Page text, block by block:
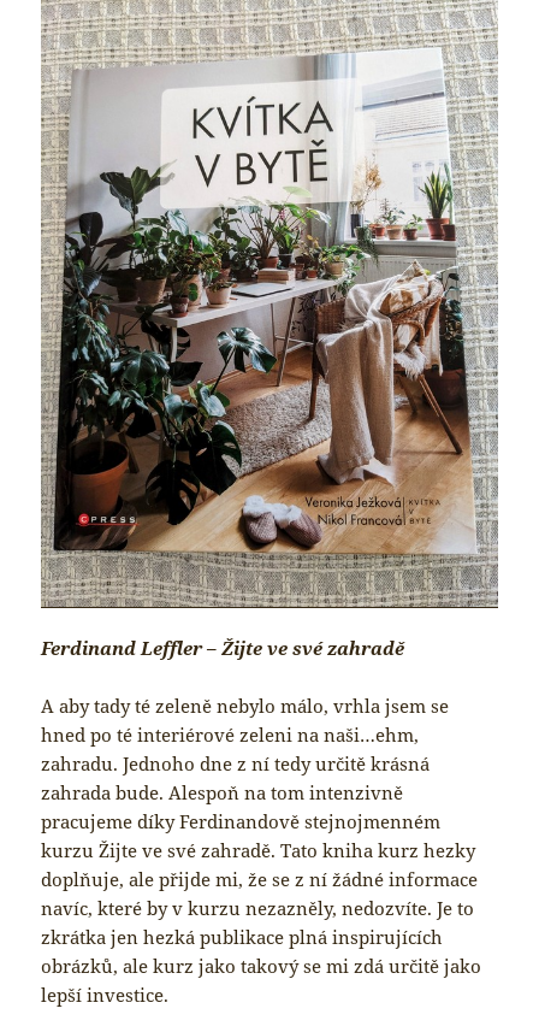
Ferdinand Leffler – Žijte ve své zahradě
A aby tady té zeleně nebylo málo, vrhla jsem se
hned po té interiérové zeleni na naši…ehm,
zahradu. Jednoho dne z ní tedy určitě krásná
zahrada bude. Alespoň na tom intenzivně
pracujeme díky Ferdinandově stejnojmenném
kurzu Žijte ve své zahradě. Tato kniha kurz hezky
doplňuje, ale přijde mi, že se z ní žádné informace
navíc, které by v kurzu nezazněly, nedozvíte. Je to
zkrátka jen hezká publikace plná inspirujících
obrázků, ale kurz jako takový se mi zdá určitě jako
lepší investice.